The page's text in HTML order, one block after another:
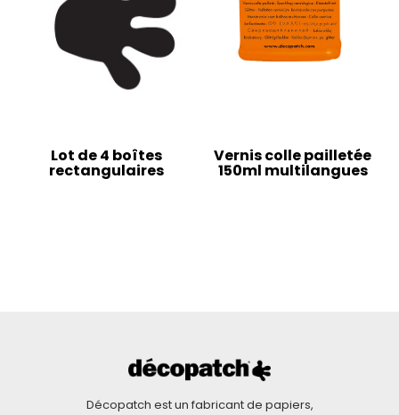
Lot de 4 boîtes
rectangulaires
Vernis colle pailletée
150ml multilangues
Décopatch est un fabricant de papiers,